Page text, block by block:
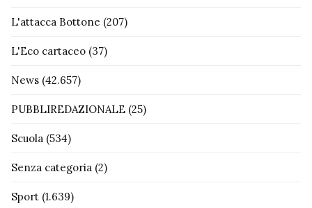
L'attacca Bottone (207)
L'Eco cartaceo (37)
News (42.657)
PUBBLIREDAZIONALE (25)
Scuola (534)
Senza categoria (2)
Sport (1.639)